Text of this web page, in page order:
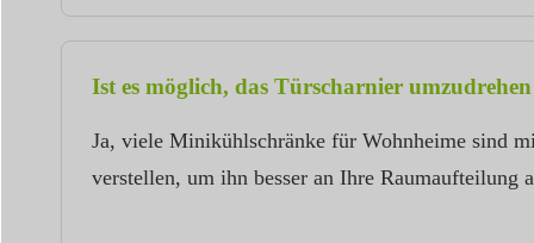
Ist es möglich, das Türscharnier
Ja, viele Minikühlschränke für Wohnheime sind
verstellen, um ihn besser an Ihre Raumaufteilung